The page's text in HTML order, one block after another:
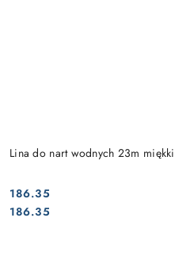
Lina do nart wodnych 23m
Cena:
186.35
Cena:
186.35